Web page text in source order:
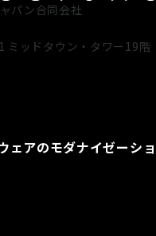
パン合同会社
ミッドタウン・タワー19階
ェアのモダナイゼーシ